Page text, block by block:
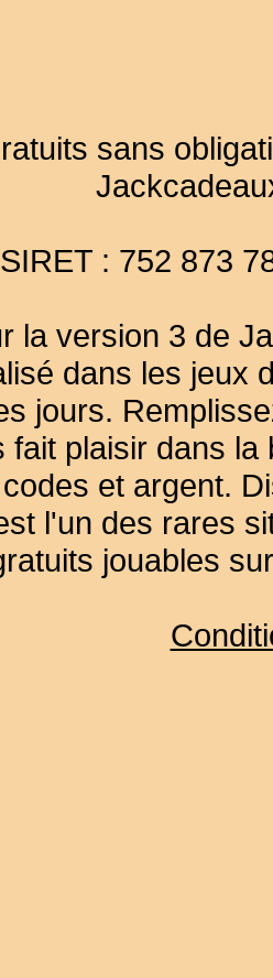
sans
: 752 873
la version 3 de
dans les jeux
jours.
fait plaisir dans
et argent.
l'un des rares
jouables